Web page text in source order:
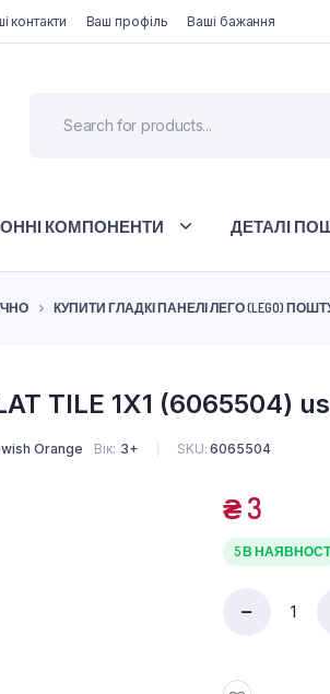
контакти Ваш профіль Ваші бажання
КОМПОНЕНТИ ДЕТАЛІ
КУПИТИ ГЛАДКІ ПАНЕЛІ ЛЕГО (LEGO)
TILE 1X1 (6065504)
Orange Вік 3+ SKU: 6065504
₴3
5 В
(6065504)